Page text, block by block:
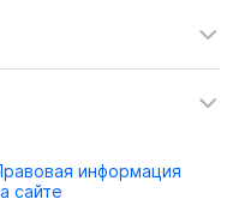
информация
сайте